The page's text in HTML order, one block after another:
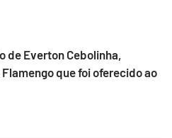
de Everton Cebolinha,
que foi oferecido ao